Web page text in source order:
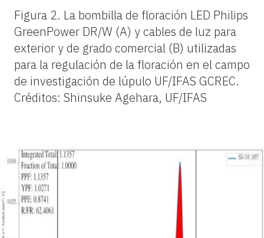
Figura 2. La bombilla de floración LED Philips
GreenPower DR/W (A) y cables de luz para
exterior y de grado comercial (B) utilizadas
para la regulación de la floración en el campo
de investigación de lúpulo UF/IFAS GCREC.
Créditos: Shinsuke Agehara, UF/IFAS